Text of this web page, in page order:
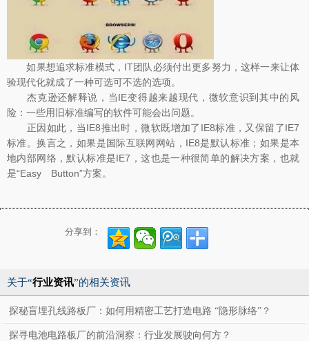
如果想追求标准模式，IT团队必须付出更多努力，这样一来让体
验现代化就成了一种可选可不选的选项。
杰克逊还解释说，当IE变得越来越现代，微软意识到其中的风
险：一些用旧标准编写的软件可能会出问题。
正因如此，当IE8推出时，微软既增加了IE8标准，又保留了IE7
标准。换言之，如果是国际互联网网站，IE8是默认标准；如果是本
地内部网络，默认标准是IE7，这也是一种很简单的解决方案，也就
是“Easy Button”方案。
分享到：
关于“行业资讯”的相关资讯
探秘盲埋孔线路板厂：如何用精密工艺打造电路 “隐形脉络”？
探寻电池电路板厂的前沿洞察：行业发展驶向何方？